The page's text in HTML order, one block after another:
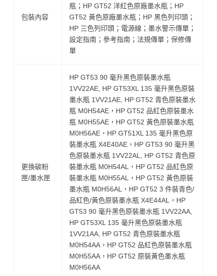
包裝內容
瓶；HP GT52 洋紅色原廠墨水瓶；HP
GT52 黃色原廠墨水瓶；HP 黑色列印頭；
HP 三色列印頭；電源線；墨水警示傳單；
設定指南；參考指南；法規傳單；保修傳
單
更換碳粉
匣/墨水匣
HP GT53 90 毫升黑色原裝墨水瓶
1VV22AE, HP GT53XL 135 毫升黑色原裝
墨水瓶 1VV21AE, HP GT52 青色原裝墨水
瓶 M0H54AE，HP GT52 品紅色原裝墨水
瓶 M0H55AE，HP GT52 黃色原裝墨水瓶
M0H56AE，HP GT51XL 135 毫升黑色原
裝墨水瓶 X4E40AE，HP GT53 90 毫升黑
色原裝墨水瓶 1VV22AL, HP GT52 青色原
裝墨水瓶 M0H54AL，HP GT52 品紅色原
裝墨水瓶 M0H55AL，HP GT52 黃色原裝
墨水瓶 M0H56AL，HP GT52 3 件裝青色/
品紅色/黃色原裝墨水瓶 X4E44AL，HP
GT53 90 毫升黑色原裝墨水瓶 1VV22AA,
HP GT53XL 135 毫升黑色原裝墨水瓶
1VV21AA, HP GT52 青色原裝墨水瓶
M0H54AA，HP GT52 品紅色原裝墨水瓶
M0H55AA，HP GT52 原裝黃色墨水瓶
M0H56AA